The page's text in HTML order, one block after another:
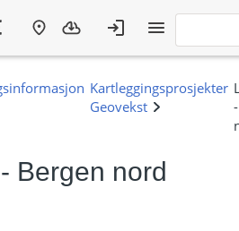
Bergen nord